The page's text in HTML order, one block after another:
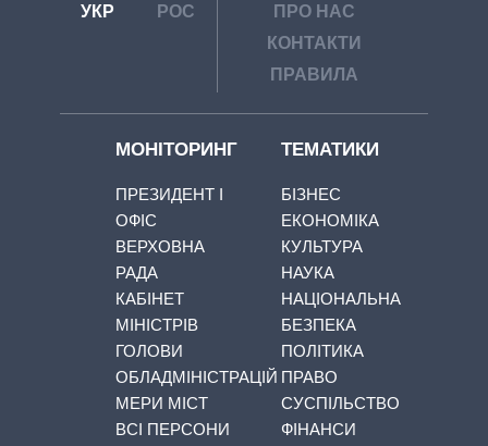
УКР РОС
ПРО НАС
КОНТАКТИ
ПРАВИЛА
МОНІТОРИНГ
ПРЕЗИДЕНТ І
ОФІС
ВЕРХОВНА
РАДА
КАБІНЕТ
МІНІСТРІВ
ГОЛОВИ
ОБЛАДМІНІСТРАЦІЙ
МЕРИ МІСТ
ВСІ ПЕРСОНИ
ТЕМАТИКИ
БІЗНЕС
ЕКОНОМІКА
КУЛЬТУРА
НАУКА
НАЦІОНАЛЬНА
БЕЗПЕКА
ПОЛІТИКА
ПРАВО
СУСПІЛЬСТВО
ФІНАНСИ